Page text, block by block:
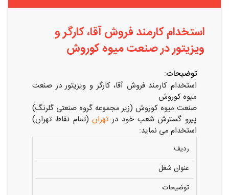
استخدام کارمند فروش آقا، کارگر و
ویزیتور در صنعت میوه کوروش
توضیحات:
استخدام کارمند فروش آقا، کارگر و ویزیتور در صنعت
میوه کوروش
صنعت میوه کوروش (زیر مجموعه گروه صنعتی گلرنگ)
پیرو گسترش شعب خود در تهران(تمام نقاط تهران)
استخدام می نماید:
ردیف
عنوان شغل
توضیحات